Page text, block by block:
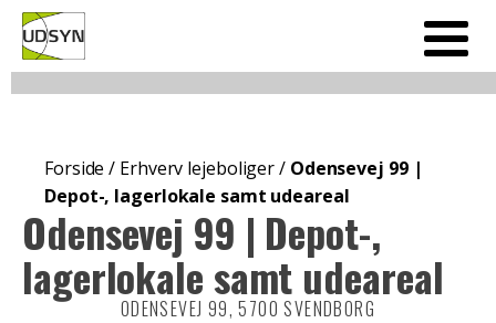
Forside / Erhverv lejeboliger/ Odensevej 99 |
Depot-, lagerlokale samt udeareal
Odensevej 99 | Depot-,
lagerlokale samt udeareal
ODENSEVEJ 99, 5700 SVENDBORG